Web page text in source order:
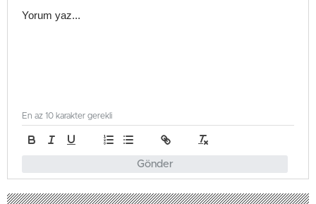
Gönder
En az 10 karakter gerekli